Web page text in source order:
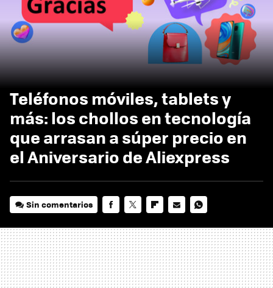
Teléfonos móviles, tablets y
más: los chollos en tecnología
que arrasan a súper precio en
el Aniversario de Aliexpress
Sin comentarios
MAIL